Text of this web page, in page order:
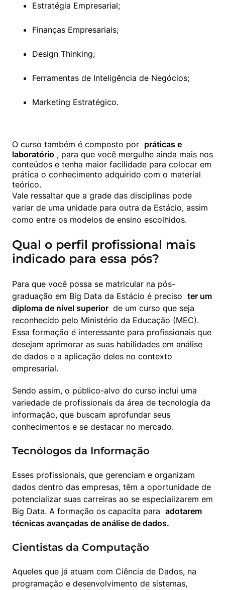
Estratégia Empresarial;
Finanças Empresariais;
Design Thinking;
Ferramentas de Inteligência de Negócios;
Marketing Estratégico.
O curso também é composto por práticas e
laboratório , para que você mergulhe ainda mais nos
conteúdos e tenha maior facilidade para colocar em
prática o conhecimento adquirido com o material
Vale ressaltar que a grade das disciplinas pode
variar de uma unidade para outra da Estácio, assim
como entre os modelos de ensino escolhidos.
Qual o perfil profissional mais
indicado para essa pós?
Para que você possa se matricular na pós-
graduação em Big Data da Estácio é preciso ter um
diploma de nível superior de um curso que seja
reconhecido pelo Ministério da Educação (MEC).
Essa formação é interessante para profissionais que
desejam aprimorar as suas habilidades em análise
de dados e a aplicação deles no contexto
empresarial.
Sendo assim, o público-alvo do curso inclui uma
variedade de profissionais da área de tecnologia da
informação, que buscam aprofundar seus
conhecimentos e se destacar no mercado.
Tecnólogos da Informação
Esses profissionais, que gerenciam e organizam
dados dentro das empresas, têm a oportunidade de
potencializar suas carreiras ao se especializarem em
Big Data. A formação os capacita para adotarem
técnicas avançadas de análise de dados.
Cientistas da Computação
Aqueles que já atuam com Ciência de Dados, na
programação e desenvolvimento de sistemas,